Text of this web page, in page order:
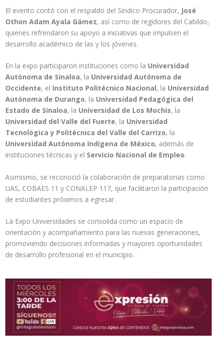
El evento contó con el respaldo del Síndico Procurador, José
Othon Adam Ayala Gámez, así como de regidores del Cabildo,
quienes refrendaron su apoyo a iniciativas que impulsen el
desarrollo académico de las y los jóvenes.
En la expo participaron instituciones como la Universidad
Autónoma de Sinaloa, la Universidad Autónoma de
Occidente, el Instituto Politécnico Nacional, la Universidad
Autónoma de Durango, la Universidad Pedagógica del
Estado de Sinaloa, la Universidad de Los Mochis, la
Universidad del Valle del Fuerte, la Universidad
Tecnológica y Politécnica del Valle del Carrizo, la
Universidad Autónoma Indígena de México, además de
instituciones técnicas y el Servicio Nacional de Empleo.
Asimismo, se reconoció la colaboración de preparatorias como
UAS, COBAES 11 y CONALEP 117, que facilitaron la participación
de estudiantes próximos a egresar.
La Expo Universidades se consolida como un espacio de
orientación y acompañamiento para las nuevas generaciones,
promoviendo decisiones informadas y mayores oportunidades
de desarrollo profesional en el municipio.